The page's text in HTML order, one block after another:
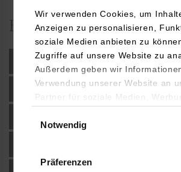
Wir verwenden Cookies, um
Anzeigen zu personalisieren,
soziale Medien anbieten zu
Zugriffe auf unsere Website zu
Außerdem geben wir
Verwendung unserer Website an
Partner für soziale Medien,
YouTube, Google Maps) führen
Daten zusammen, die Sie ihnen
haben oder die sie im Rahmen
Notwendig
Präferenzen
Before you leave
Accommodation
Health Insurance